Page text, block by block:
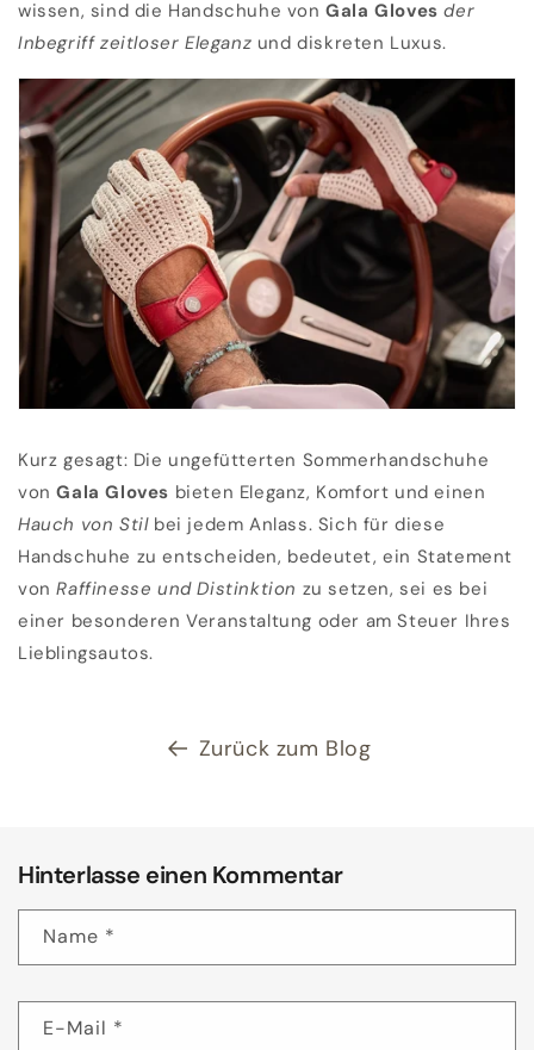
wissen, sind die Handschuhe vonGala Gloves der
Inbegriff zeitloser Eleganz und diskreten Luxus.
Kurz gesagt: Die ungefütterten Sommerhandschuhe
vonGala Gloves bieten Eleganz, Komfort und einen
Hauch von Stilbei jedem Anlass. Sich für diese
Handschuhe zu entscheiden, bedeutet, ein Statement
vonRaffinesse und Distinktion zu setzen, sei es bei
einer besonderen Veranstaltung oder am Steuer Ihres
Lieblingsautos.
Zurück zum Blog
Hinterlasse einen Kommentar
Name *
E-Mail *